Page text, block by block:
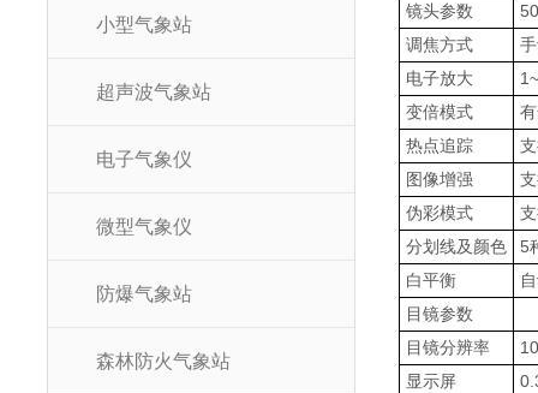
小型气象站
超声波气象站
电子气象仪
微型气象仪
防爆气象站
森林防火气象站
镜头参数
调焦方式
电子放大
变倍模式
热点追踪
图像增强
伪彩模式
分划线及颜色
5
白平衡
目镜参数
目镜分辨率
显示屏